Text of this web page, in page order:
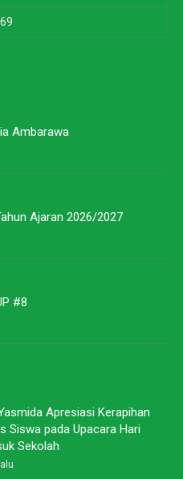
Ambarawa
Ajaran 2026/2027
#8
Apresiasi Kerapihan
Siswa pada Upacara Hari
Sekolah